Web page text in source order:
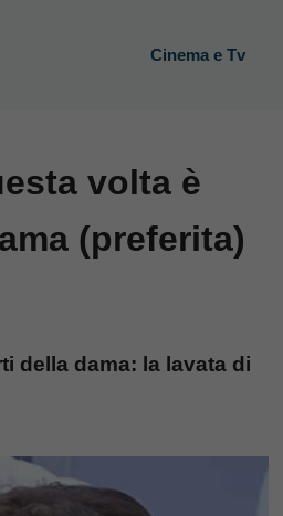
Cinema e Tv
volta è
(preferita)
della dama: la lavata di